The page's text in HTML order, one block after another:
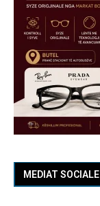
MEDIAT SOCIALE